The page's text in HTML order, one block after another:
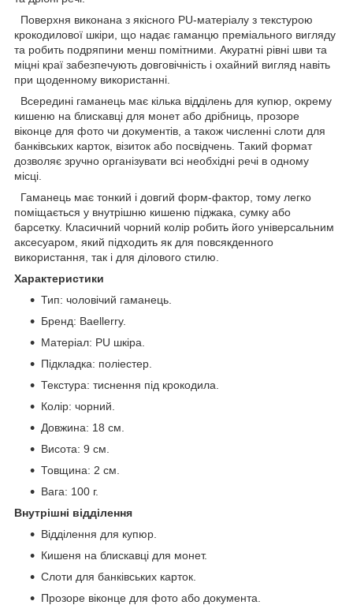
Поверхня виконана з якісного PU-матеріалу з текстурою
крокодилової шкіри, що надає гаманцю преміального вигляду
та робить подряпини менш помітними. Акуратні рівні шви та
міцні краї забезпечують довговічність і охайний вигляд навіть
при щоденному використанні.
Всередині гаманець має кілька відділень для купюр, окрему
кишеню на блискавці для монет або дрібниць, прозоре
віконце для фото чи документів, а також численні слоти для
банківських карток, візиток або посвідчень. Такий формат
дозволяє зручно організувати всі необхідні речі в одному
місці.
Гаманець має тонкий і довгий форм-фактор, тому легко
поміщається у внутрішню кишеню піджака, сумку або
барсетку. Класичний чорний колір робить його універсальним
аксесуаром, який підходить як для повсякденного
використання, так і для ділового стилю.
Характеристики
Тип: чоловічий гаманець.
Бренд: Baellerry.
Матеріал: PU шкіра.
Підкладка: поліестер.
Текстура: тиснення під крокодила.
Колір: чорний.
Довжина: 18 см.
Висота: 9 см.
Товщина: 2 см.
Вага: 100 г.
Внутрішні відділення
Відділення для купюр.
Кишеня на блискавці для монет.
Слоти для банківських карток.
Прозоре віконце для фото або документа.